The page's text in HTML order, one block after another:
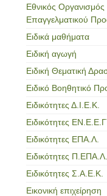
Εθνικός
Επαγγελματικού
Ειδικά μαθήματα
Ειδική αγωγή
Ειδική Θεματική
Ειδικό Βοηθητικό
Ειδικότητες Δ.Ι.Ε.Κ.
Ειδικότητες
Ειδικότητες ΕΠΑ.Λ.
Ειδικότητες Π.ΕΠΑ.Λ.
Ειδικότητες Σ.Α.Ε.Κ.
Εικονική επιχείρηση